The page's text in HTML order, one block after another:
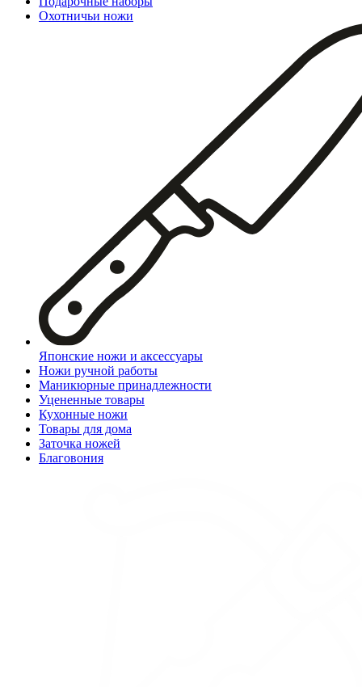
Охотничьи ножи
Японские ножи и аксессуары
Ножи ручной работы
Маникюрные принадлежности
Уцененные товары
Кухонные ножи
Товары для дома
Заточка ножей
Благовония